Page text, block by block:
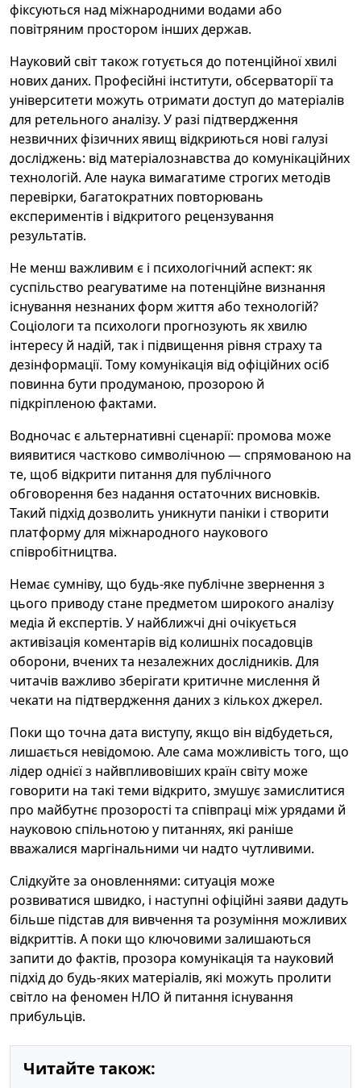
фіксуються над міжнародними водами або
повітряним простором інших держав.
Науковий світ також готується до потенційної хвилі
нових даних. Професійні інститути, обсерваторії та
університети можуть отримати доступ до матеріалів
для ретельного аналізу. У разі підтвердження
незвичних фізичних явищ відкриються нові галузі
досліджень: від матеріалознавства до комунікаційних
технологій. Але наука вимагатиме строгих методів
перевірки, багатократних повторювань
експериментів і відкритого рецензування
результатів.
Не менш важливим є і психологічний аспект: як
суспільство реагуватиме на потенційне визнання
існування незнаних форм життя або технологій?
Соціологи та психологи прогнозують як хвилю
інтересу й надій, так і підвищення рівня страху та
дезінформації. Тому комунікація від офіційних осіб
повинна бути продуманою, прозорою й
підкріпленою фактами.
Водночас є альтернативні сценарії: промова може
виявитися частково символічною — спрямованою на
те, щоб відкрити питання для публічного
обговорення без надання остаточних висновків.
Такий підхід дозволить уникнути паніки і створити
платформу для міжнародного наукового
співробітництва.
Немає сумніву, що будь-яке публічне звернення з
цього приводу стане предметом широкого аналізу
медіа й експертів. У найближчі дні очікується
активізація коментарів від колишніх посадовців
оборони, вчених та незалежних дослідників. Для
читачів важливо зберігати критичне мислення й
чекати на підтвердження даних з кількох джерел.
Поки що точна дата виступу, якщо він відбудеться,
лишається невідомою. Але сама можливість того, що
лідер однієї з найвпливовіших країн світу може
говорити на такі теми відкрито, змушує замислитися
про майбутнє прозорості та співпраці між урядами й
науковою спільнотою у питаннях, які раніше
вважалися маргінальними чи надто чутливими.
Слідкуйте за оновленнями: ситуація може
розвиватися швидко, і наступні офіційні заяви дадуть
більше підстав для вивчення та розуміння можливих
відкриттів. А поки що ключовими залишаються
запити до фактів, прозора комунікація та науковий
підхід до будь-яких матеріалів, які можуть пролити
світло на феномен НЛО й питання існування
прибульців.
Читайте також: